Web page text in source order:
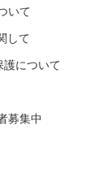
いて
して
護について
募集中